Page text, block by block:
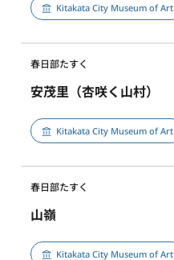
Kitakata City Museum of Art
安茂里（杏咲く山村）
春日部たすく
Kitakata City Museum of Art
山嶺
春日部たすく
Kitakata City Museum of Art